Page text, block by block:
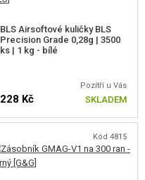
BLS Airsoftové kuličky BLS
Precision Grade 0,28g | 3500
ks | 1 kg - bílé
Pozítří u Vás
228 Kč SKLADEM
Kód 4815